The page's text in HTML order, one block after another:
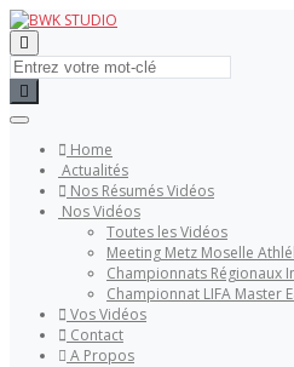
Home
Actualités
Nos Résumés Vidéos
Nos Vidéos
Toutes les Vidéos
Meeting Metz Moselle
Championnats Régionaux
Championnat LIFA Master
Vos Vidéos
Contact
A Propos